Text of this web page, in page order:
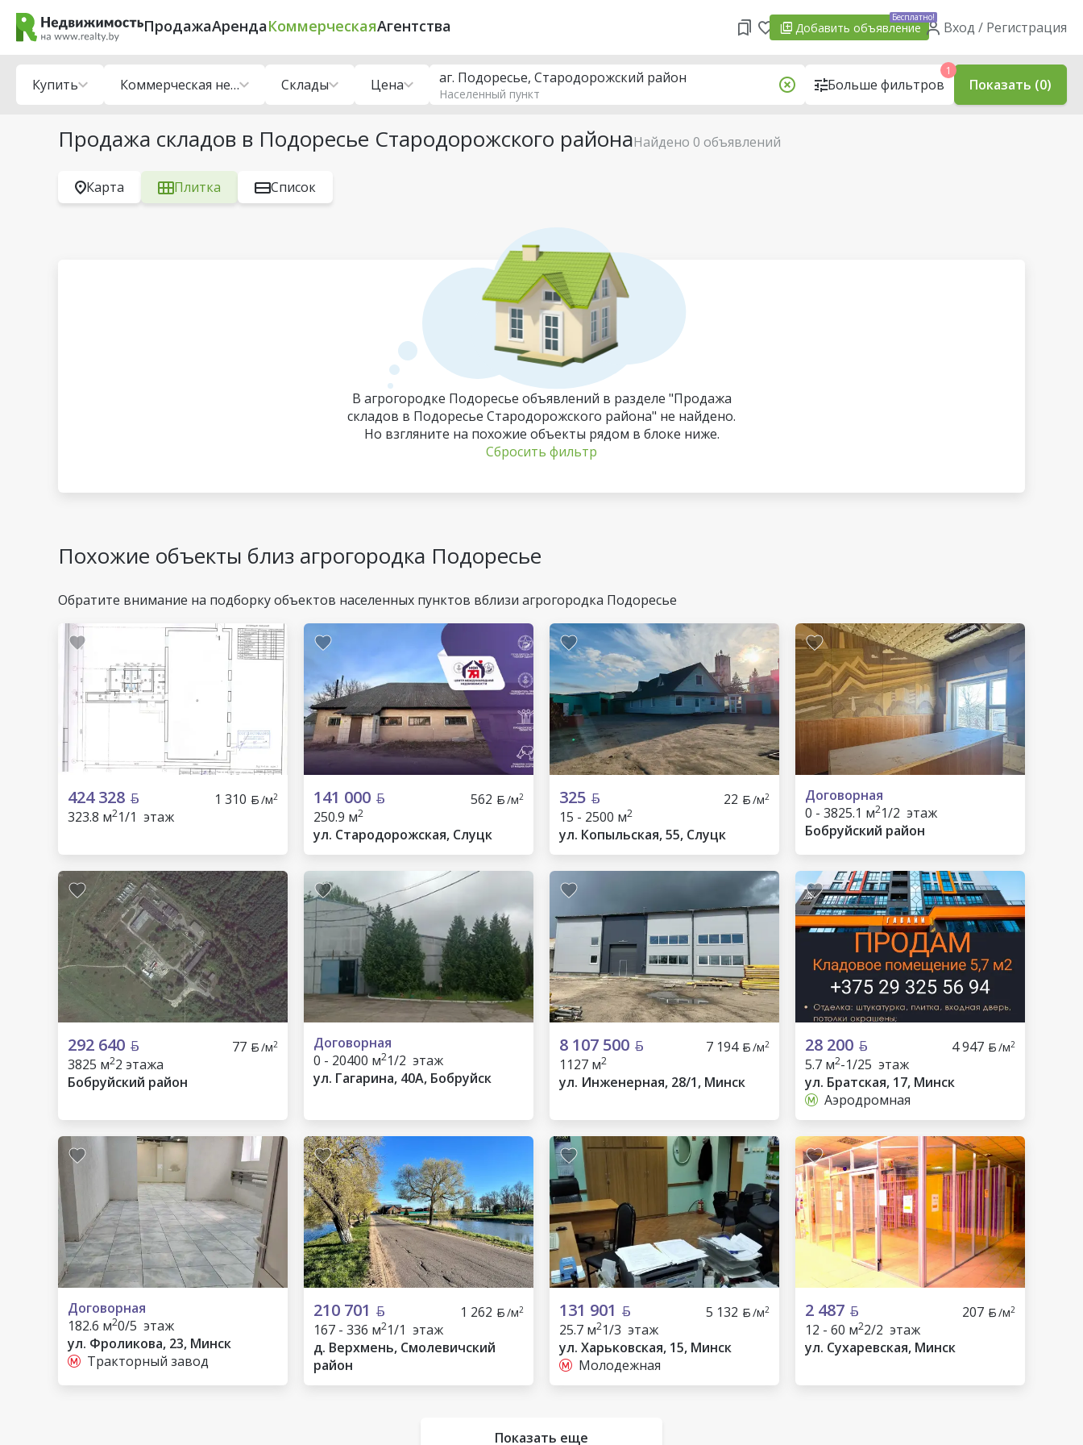
ПродажаАрендаКоммерческаяАгентства Добавить объявление
Бесплатно!
Вход / Регистрация
Продажа складов в Подоресье Стародорожского районаНайдено 0 объявлений
Купить Коммерческая недвижимость Склады Цена аг. Подоресье, Стародорожский район
Населенный пункт Больше фильтров
1
Показать (0)
Карта Плитка Список
В агрогородке Подоресье объявлений в разделе "Продажа
складов в Подоресье Стародорожского района" не найдено.
Но взгляните на похожие объекты рядом в блоке ниже.
Сбросить фильтр
Похожие объекты близ агрогородка Подоресье
Обратите внимание на подборку объектов населенных пунктов вблизи агрогородка Подоресье
424 328 1 310 /м2
323.8 м21/1 этаж
141 000 562 /м2
250.9 м2
ул. Стародорожская, Слуцк
325 22 /м2
15 - 2500 м2
ул. Копыльская, 55, Слуцк
Договорная
0 - 3825.1 м21/2 этаж
Бобруйский район
292 640 77 /м2
3825 м22 этажа
Бобруйский район
Договорная
0 - 20400 м21/2 этаж
ул. Гагарина, 40А, Бобруйск
8 107 500 7 194 /м2
1127 м2
ул. Инженерная, 28/1, Минск
28 200 4 947 /м2
5.7 м2-1/25 этаж
ул. Братская, 17, Минск
Аэродромная
Договорная
182.6 м20/5 этаж
ул. Фроликова, 23, Минск
Тракторный завод
210 701 1 262 /м2
167 - 336 м21/1 этаж
д. Верхмень, Смолевичский
район
131 901 5 132 /м2
25.7 м21/3 этаж
ул. Харьковская, 15, Минск
Молодежная
2 487 207 /м2
12 - 60 м22/2 этаж
ул. Сухаревская, Минск
Показать еще